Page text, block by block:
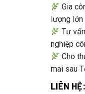
Gia
lượng lớn
Tư
nghiệp
Cho
mai sau
LIÊN HỆ: